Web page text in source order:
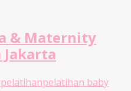
& Maternity
pelatihanpelatihan baby